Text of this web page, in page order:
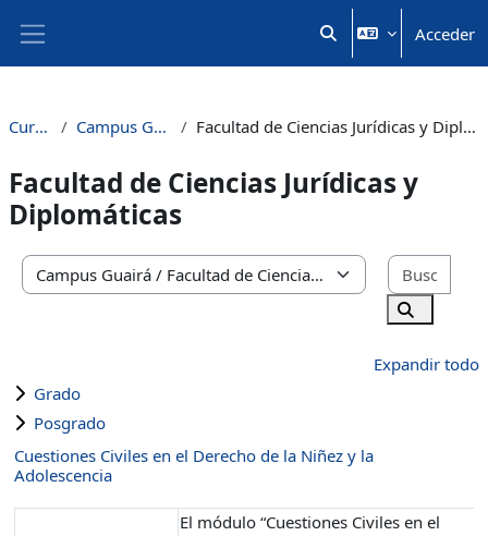
Selector de búsqueda
Acceder
Cursos Campus Guairá Facultad de Ciencias Jurídicas y Diplomáticas
Facultad de Ciencias Jurídicas y
Diplomáticas
Categorías
Buscar
Expandir todo
Grado
Posgrado
Cuestiones Civiles en el Derecho de la Niñez y la
Adolescencia
El módulo “Cuestiones Civiles en el